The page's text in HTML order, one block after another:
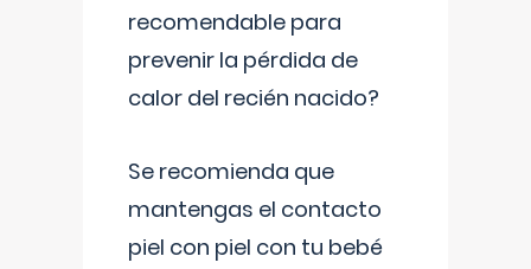
recomendable para
prevenir la pérdida de
calor del recién nacido?
Se recomienda que
mantengas el contacto
piel con piel con tu bebé